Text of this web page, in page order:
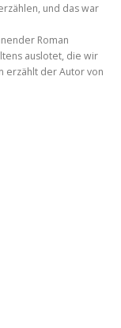
und das war
Roman
auslotet, die wir
erzählt der Autor von